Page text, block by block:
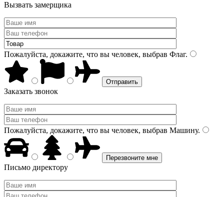
Вызвать замерщика
Пожалуйста, докажите, что вы человек, выбрав Флаг.
Заказать звонок
Пожалуйста, докажите, что вы человек, выбрав Машину.
Письмо директору